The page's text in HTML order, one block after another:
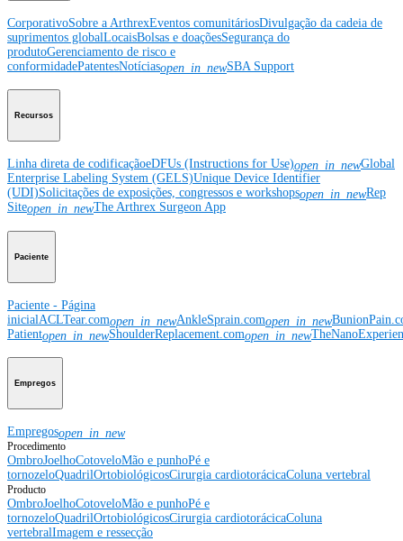
CorporativoSobre a ArthrexEventos comunitáriosDivulgação da cadeia de
suprimentos globalLocaisBolsas e doaçõesSegurança do
produtoGerenciamento de risco e
conformidadePatentesNotíciasopen_in_newSBA Support
Recursos
Linha direta de codificaçãoeDFUs (Instructions for Use)open_in_newGlobal
Enterprise Labeling System (GELS)Unique Device Identifier
(UDI)Solicitações de exposições, congressos e workshopsopen_in_newRep
Siteopen_in_newThe Arthrex Surgeon App
Paciente
Paciente - Página
inicial ACLTear.comopen_in_newAnkleSprain.comopen_in_new
Patientopen_in_newShoulderReplacement.comopen_in_new
Empregos
Empregosopen_in_new
Procedimento
OmbroJoelhoCotoveloMão e punhoPé e
tornozeloQuadrilOrtobiológicosCirurgia cardiotorácicaColuna vertebral
Producto
OmbroJoelhoCotoveloMão e punhoPé e
tornozeloQuadrilOrtobiológicosCirurgia cardiotorácicaColuna
vertebralImagem e ressecção